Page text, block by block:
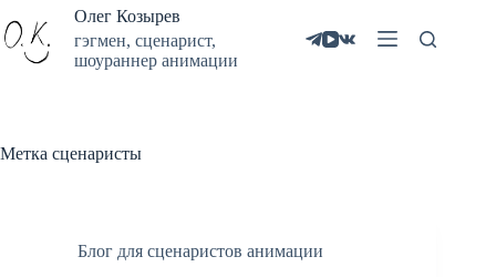
Олег Козырев
гэгмен, сценарист,
шоураннер анимации
Метка сценаристы
Блог для сценаристов анимации